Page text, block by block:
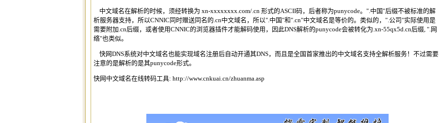
中文域名在解析的时候，须经转换为 xn-xxxxxxxx.com/.cn 形式的ASCII码，后者称为punycode。".中国"后缀不被标准的解
析服务器支持，所以CNNIC同时赠送同名的.cn中文域名 ，所以".中国"和".cn"中文域名是等价的。类似的，".公司"实际使用是
需要附加.cn后缀，或者使用CNNIC的浏览器插件才能解码使用，因此DNS解析的punycode会被转化为.xn-55qx5d.cn后缀, ".网
络"也类似。
快网DNS系统对中文域名也能实现域名注册后自动开通其DNS，而且是全国首家推出的中文域名 支持全解析服务！不过需要
注意的是解析的是其punycode形式。
快网 中文域名在线转码工具: http://www.cnkuai.cn/zhuanma.asp